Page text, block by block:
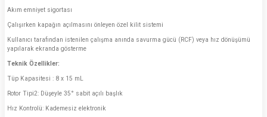
Akım emniyet sigortası
Çalışırken kapağın açılmasını önleyen özel kilit sistemi
Kullanıcı tarafından istenilen çalışma anında savurma gücü (RCF) veya hız dönüşümü
yapılarak ekranda gösterme
Teknik Özellikler:
Tüp Kapasitesi : 8 x 15 mL
Rotor Tipi2: Düşeyle 35° sabit açılı başlık
Hız Kontrolü: Kademesiz elektronik